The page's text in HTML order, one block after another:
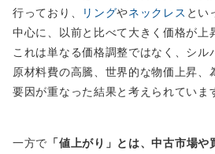
行っており、
リングやネックレス とい
中心に、以前と比べて大きく価格が上
これは単なる価格調整ではなく、シル
原材料費の高騰、世界的な物価上昇、
要因が重なった結果と考えられていま
一方で 「値上がり」とは、中古市場